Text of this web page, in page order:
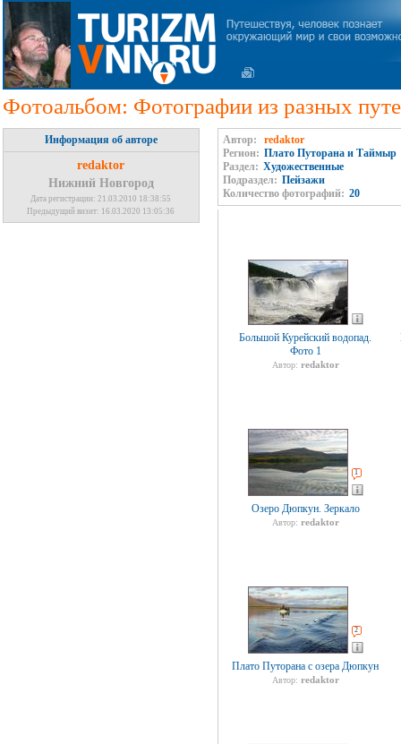
Фотоальбом: Фотографии из разных
Информация об авторе
redaktor
Нижний Новгород
Дата регистрации: 21.03.2010 18:38:55
Предыдущий визит: 16.03.2020 13:05:36
Автор:
redaktor
Регион: Плато Путорана и Таймыр
Раздел: Художественные
Подраздел: Пейзажи
Количество фотографий: 20
Большой Курейский водопад.
Фото 1
Автор: redaktor
1
Озеро Дюпкун. Зеркало
Автор: redaktor
2
Плато Путорана с озера Дюпкун
Автор: redaktor